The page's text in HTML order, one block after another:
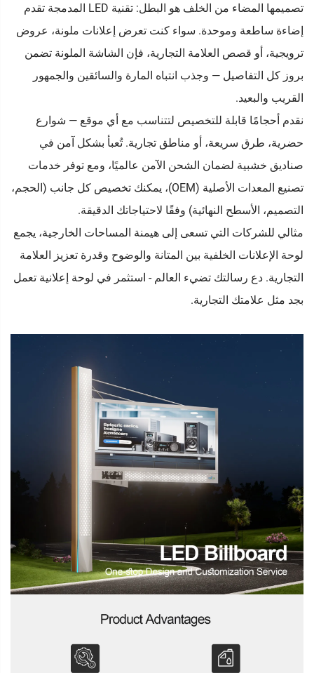
تصميمها المضاء من الخلف هو البطل: تقنية LED المدمجة تقدم
إضاءة ساطعة وموحدة. سواء كنت تعرض إعلانات ملونة، عروض
ترويجية، أو قصص العلامة التجارية، فإن الشاشة الملونة تضمن
بروز كل التفاصيل — وجذب انتباه المارة والسائقين والجمهور
القريب والبعيد.
نقدم أحجامًا قابلة للتخصيص لتتناسب مع أي موقع — شوارع
حضرية، طرق سريعة، أو مناطق تجارية. تُعبأ بشكل آمن في
صناديق خشبية لضمان الشحن الآمن عالميًا، ومع توفر خدمات
تصنيع المعدات الأصلية (OEM)، يمكنك تخصيص كل جانب (الحجم،
التصميم، الأسطح النهائية) وفقًا لاحتياجاتك الدقيقة.
مثالي للشركات التي تسعى إلى هيمنة المساحات الخارجية، يجمع
لوحة الإعلانات الخلفية بين المتانة والوضوح وقدرة تعزيز العلامة
التجارية. دع رسالتك تضيء العالم - استثمر في لوحة إعلانية تعمل
بجد مثل علامتك التجارية.